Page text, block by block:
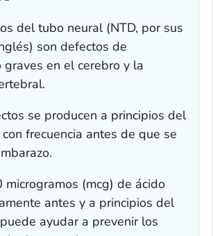
del tubo neural (NTD, por sus
son defectos de
graves en el cerebro y la
se producen a principios del
frecuencia antes de que se
microgramos (mcg) de ácido
antes y a principios del
ayudar a prevenir los